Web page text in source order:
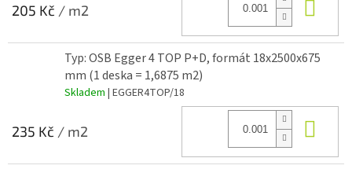
205 Kč / m2
Typ: OSB Egger 4 TOP P+D, formát 18x2500x675
mm (1 deska = 1,6875 m2)
Skladem | EGGER4TOP/18
235 Kč / m2